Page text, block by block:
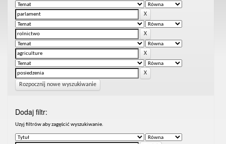
Rozpocznij nowe wyszukiwanie
Dodaj filtr:
Uzyj filtrów aby zagęścić wyszukiwanie.